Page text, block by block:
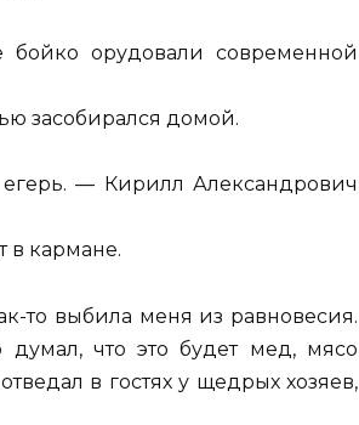
орудовали современной
засобирался домой.
— Кирилл Александрович
в кармане.
то выбила меня из равновесия.
думал, что это будет мед, мясо
в гостях у щедрых хозяев,